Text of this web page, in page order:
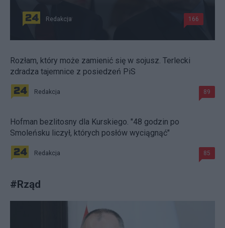
Redakcja 166
Rozłam, który może zamienić się w sojusz. Terlecki
zdradza tajemnice z posiedzeń PiS
Redakcja 89
Hofman bezlitosny dla Kurskiego. "48 godzin po
Smoleńsku liczył, których posłów wyciągnąć"
Redakcja 85
#Rząd